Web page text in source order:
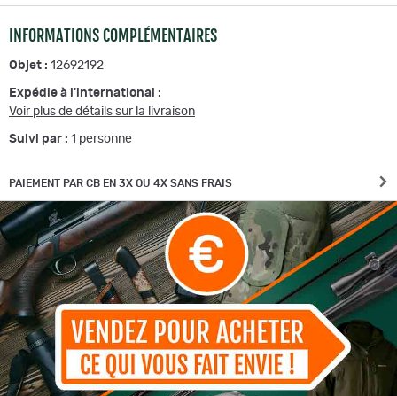
INFORMATIONS COMPLÉMENTAIRES
Objet : 12692192
Expédie à l'international :
Voir plus de détails sur la livraison
Suivi par : 1 personne
PAIEMENT PAR CB EN 3X OU 4X SANS FRAIS